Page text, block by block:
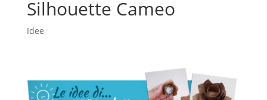
Silhouette Cameo
Idee